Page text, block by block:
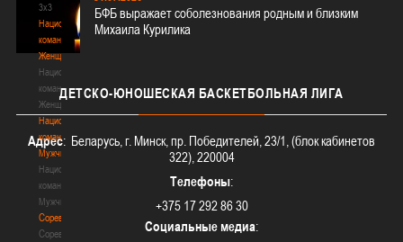
3х3
Национальная
команда.
Женщины
Национальная
команда.
Женщины
Национальная
команда.
Мужчины
Национальная
команда.
Мужчины
Соревнования
Соревнования
БФБ выражает соболезнования родным и близким
Михаила Курилика
ДЕТСКО-ЮНОШЕСКАЯ БАСКЕТБОЛЬНАЯ ЛИГА
Адрес: Беларусь, г. Минск, пр. Победителей, 23/1, (блок кабинетов
322), 220004
Телефоны:
+375 17 292 86 30
Социальные медиа: